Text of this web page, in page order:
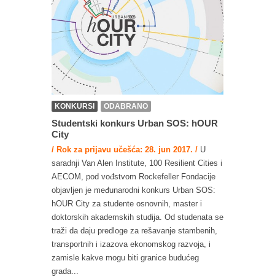
KONKURSI ODABRANO
Studentski konkurs Urban SOS: hOUR
City
/ Rok za prijavu učešća: 28. jun 2017. / U
saradnji Van Alen Institute, 100 Resilient Cities i
AECOM, pod vođstvom Rockefeller Fondacije
objavljen je međunarodni konkurs Urban SOS:
hOUR City za studente osnovnih, master i
doktorskih akademskih studija. Od studenata se
traži da daju predloge za rešavanje stambenih,
transportnih i izazova ekonomskog razvoja, i
zamisle kakve mogu biti granice budućeg
grada...